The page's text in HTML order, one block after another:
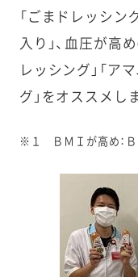
「ごまドレッシン
入り」、血圧が高
レッシング」「ア
グ」をオススメし
※１ ＢＭＩが高め：Ｂ